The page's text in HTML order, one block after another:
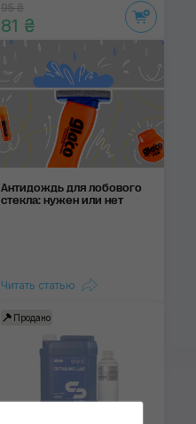
95 ₴
81 ₴
Антидождь для ло­бо­во­го
стекла: ну­жен или нет
Читать статью
Продано